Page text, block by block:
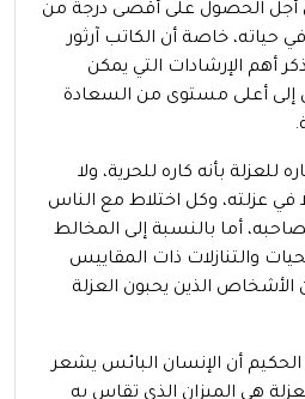
أجل الحصول على أقصى درجة من
حياته، خاصة أن الكاتب آرثور
أهم الإرشادات التي يمكن
إلى أعلى مستوى من السعادة
للعزلة بأنه كاره للحرية، ولا
في عزلته، وكل اختلاط مع الناس
أما بالنسبة إلى المخالط
والتنازلات ذات المقاييس
الأشخاص الذين يحبون العزلة
أن الإنسان البائس يشعر
هي الميزان الذي تقاس به